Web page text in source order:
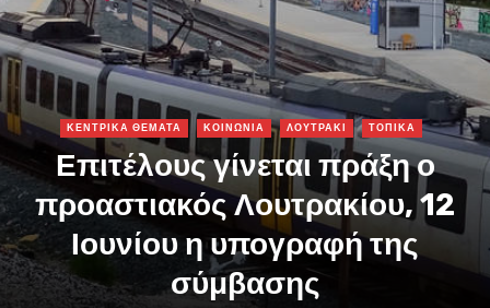
ΚΕΝΤΡΙΚΑ ΘΕΜΑΤΑ ΚΟΙΝΩΝΙΑ ΛΟΥΤΡΑΚΙ ΤΟΠΙΚΑ
Επιτέλους γίνεται πράξη ο
προαστιακός Λουτρακίου, 12
Ιουνίου η υπογραφή της
σύμβασης